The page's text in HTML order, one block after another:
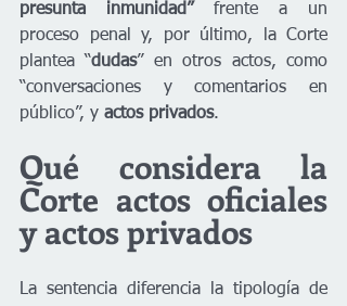
presunta inmunidad” frente a un
proceso penal y, por último, la Corte
plantea “dudas” en otros actos, como
“conversaciones y comentarios en
público”, y actos privados.
Qué considera la
Corte actos oficiales
y actos privados
La sentencia diferencia la tipología de